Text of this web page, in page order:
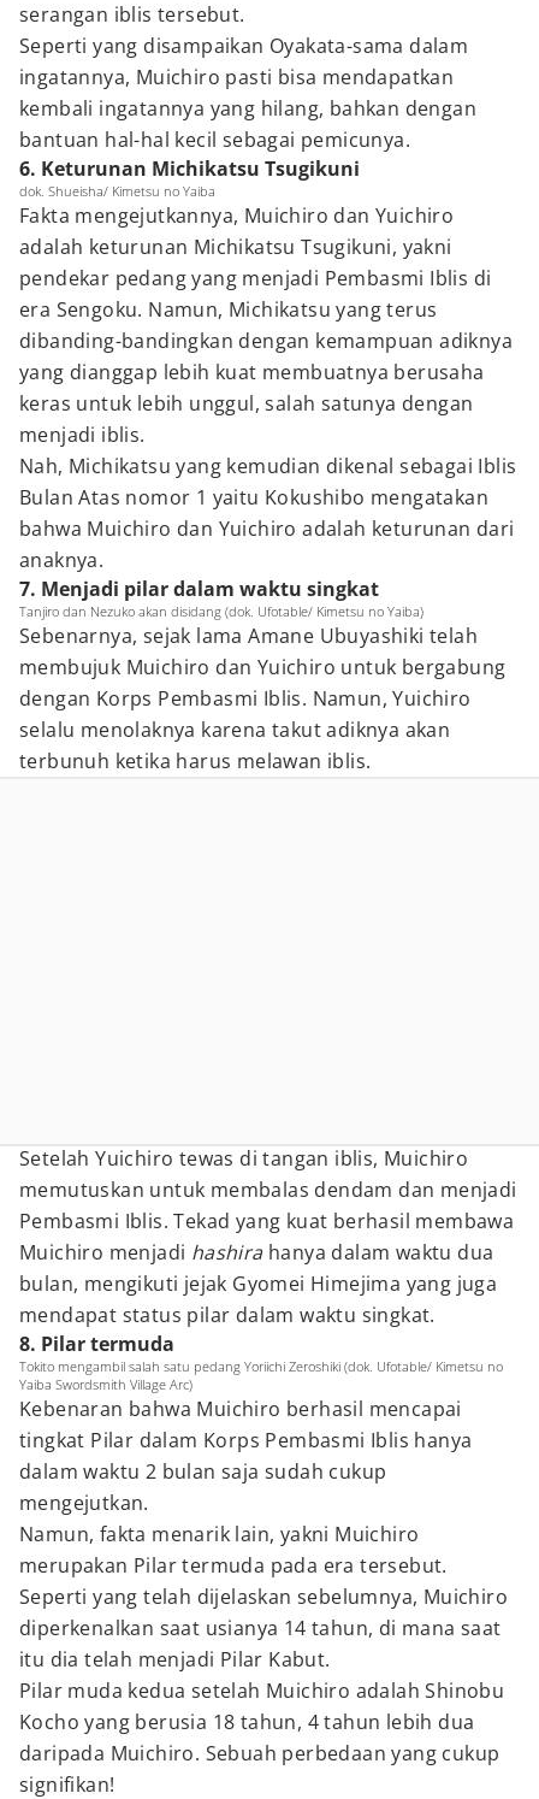
serangan iblis tersebut.
Seperti yang disampaikan Oyakata-sama dalam
ingatannya, Muichiro pasti bisa mendapatkan
kembali ingatannya yang hilang, bahkan dengan
bantuan hal-hal kecil sebagai pemicunya.
6. Keturunan Michikatsu Tsugikuni
dok. Shueisha/ Kimetsu no Yaiba
Fakta mengejutkannya, Muichiro dan Yuichiro
adalah keturunan Michikatsu Tsugikuni, yakni
pendekar pedang yang menjadi Pembasmi Iblis di
era Sengoku. Namun, Michikatsu yang terus
dibanding-bandingkan dengan kemampuan adiknya
yang dianggap lebih kuat membuatnya berusaha
keras untuk lebih unggul, salah satunya dengan
menjadi iblis.
Nah, Michikatsu yang kemudian dikenal sebagai Iblis
Bulan Atas nomor 1 yaitu Kokushibo mengatakan
bahwa Muichiro dan Yuichiro adalah keturunan dari
anaknya.
7. Menjadi pilar dalam waktu singkat
Tanjiro dan Nezuko akan disidang (dok. Ufotable/ Kimetsu no Yaiba)
Sebenarnya, sejak lama Amane Ubuyashiki telah
membujuk Muichiro dan Yuichiro untuk bergabung
dengan Korps Pembasmi Iblis. Namun, Yuichiro
selalu menolaknya karena takut adiknya akan
terbunuh ketika harus melawan iblis.
Setelah Yuichiro tewas di tangan iblis, Muichiro
memutuskan untuk membalas dendam dan menjadi
Pembasmi Iblis. Tekad yang kuat berhasil membawa
Muichiro menjadi hashira hanya dalam waktu dua
bulan, mengikuti jejak Gyomei Himejima yang juga
mendapat status pilar dalam waktu singkat.
8. Pilar termuda
Tokito mengambil salah satu pedang Yoriichi Zeroshiki (dok. Ufotable/ Kimetsu no
Yaiba Swordsmith Village Arc)
Kebenaran bahwa Muichiro berhasil mencapai
tingkat Pilar dalam Korps Pembasmi Iblis hanya
dalam waktu 2 bulan saja sudah cukup
mengejutkan.
Namun, fakta menarik lain, yakni Muichiro
merupakan Pilar termuda pada era tersebut.
Seperti yang telah dijelaskan sebelumnya, Muichiro
diperkenalkan saat usianya 14 tahun, di mana saat
itu dia telah menjadi Pilar Kabut.
Pilar muda kedua setelah Muichiro adalah Shinobu
Kocho yang berusia 18 tahun, 4 tahun lebih dua
daripada Muichiro. Sebuah perbedaan yang cukup
signifikan!